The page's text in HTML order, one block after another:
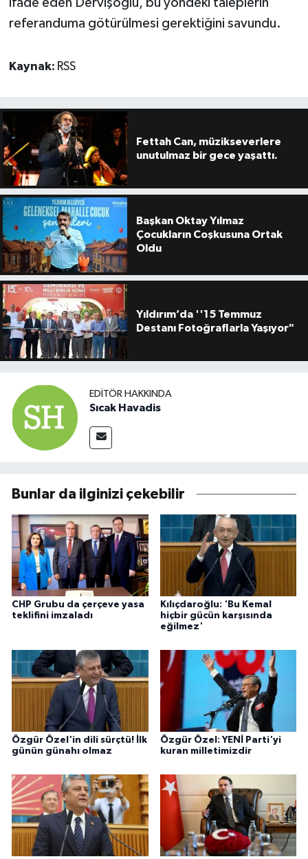
referanduma götürülmesi gerektiğini savundu.
Kaynak: RSS
Fettah Can, müzikseverlere
unutulmaz bir gece yaşattı.
Başkan Oktay Yılmaz
Çocukların Coşkusuna Ortak
Oldu
Yıldırım’da ''15 Temmuz
Destanı Fotoğraflarla Yaşıyor"
EDITÖR HAKKINDA
Sıcak Havadis
Bunlar da ilginizi çekebilir
CHP Grubu da çerçeve yasa
teklifini imzaladı
Kılıçdaroğlu: 'Bu Kemal
hiçbir gücün karşısında
eğilmez'
Özgür Özel'in dili sürçtü! İlk
günün günahı olmaz
Özgür Özel: YENİ Parti'yi
kuran milletimizdir